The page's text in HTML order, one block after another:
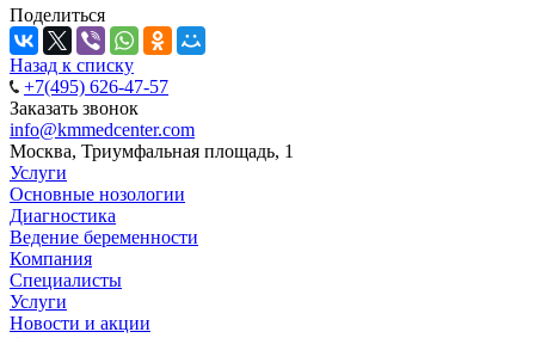
Поделиться
Назад к списку
+7(495) 626-47-57
Заказать звонок
info@kmmedcenter.com
Москва, Триумфальная площадь, 1
Услуги
Основные нозологии
Диагностика
Ведение беременности
Компания
Специалисты
Услуги
Новости и акции